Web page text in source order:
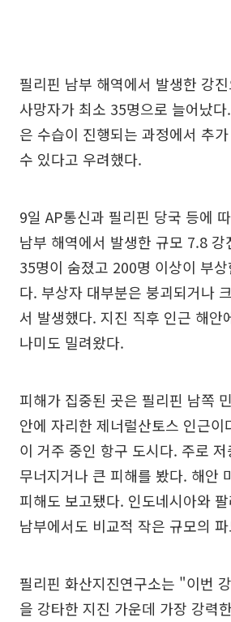
필리핀 남부 해역에서 발생한 강
사망자가 최소 35명으로 늘어났
은 수습이 진행되는 과정에서 추
수 있다고 우려했다.
9일 AP통신과 필리핀 당국 등에
남부 해역에서 발생한 규모 7.8 강
35명이 숨졌고 200명 이상이 부
다. 부상자 대부분은 붕괴되거나
서 발생했다. 지진 직후 인근 해안
나미도 밀려왔다.
피해가 집중된 곳은 필리핀 남쪽
안에 자리한 제너럴산토스 인근이
이 거주 중인 항구 도시다. 주로
무너지거나 큰 피해를 봤다. 해안
피해도 보고됐다. 인도네시아와
남부에서도 비교적 작은 규모의
필리핀 화산지진연구소는 "이번
을 강타한 지진 가운데 가장 강력